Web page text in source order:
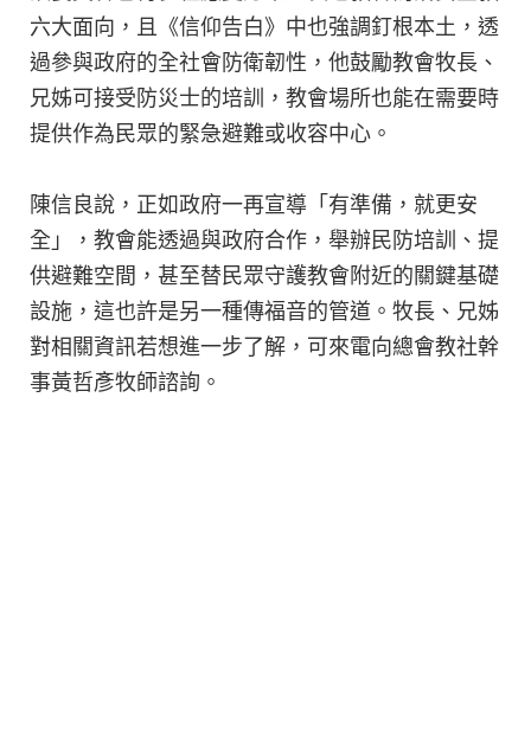
六大面向，且《信仰告白》中也強調釘根本土，透
過參與政府的全社會防衛韌性，他鼓勵教會牧長、
兄姊可接受防災士的培訓，教會場所也能在需要時
提供作為民眾的緊急避難或收容中心。
陳信良說，正如政府一再宣導「有準備，就更安
全」，教會能透過與政府合作，舉辦民防培訓、提
供避難空間，甚至替民眾守護教會附近的關鍵基礎
設施，這也許是另一種傳福音的管道。牧長、兄姊
對相關資訊若想進一步了解，可來電向總會教社幹
事黃哲彥牧師諮詢。